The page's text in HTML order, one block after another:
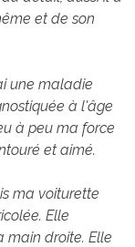
et de son
une maladie
à l'âge
à peu ma force
et aimé.
ma voiturette
Elle
main droite. Elle